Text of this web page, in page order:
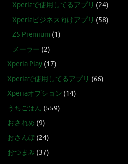
Xperiaで使用してるアプリ (24)
Xperiaビジネス向けアプリ (58)
Z5 Premium (1)
メーラー (2)
Xperia Play (17)
Xperiaで使用してるアプリ (66)
Xperiaオプション (14)
うちごはん (559)
おされめ (9)
おさんぽ(24)
おつまみ (37)